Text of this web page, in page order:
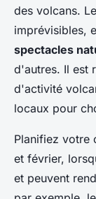
des volcans.
imprévisibles,
spectacles
d'autres. Il est
d'activité
locaux pour
Planifiez votre
et février,
et peuvent